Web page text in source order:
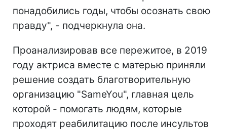
понадобились годы, чтобы осознать свою
правду", - подчеркнула она.
Проанализировав все пережитое, в 2019
году актриса вместе с матерью приняли
решение создать благотворительную
организацию "SameYou", главная цель
которой - помогать людям, которые
проходят реабилитацию после инсультов